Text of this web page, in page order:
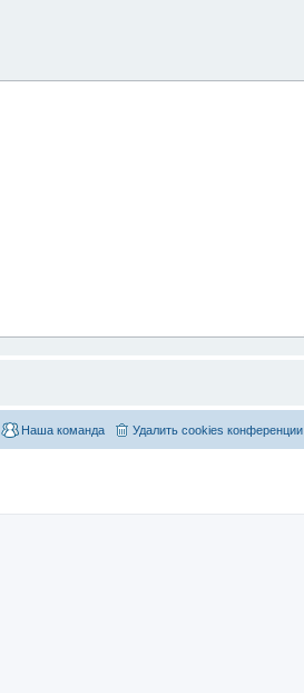
Удалить cookies конференции
Наша команда